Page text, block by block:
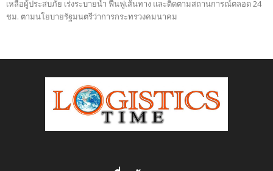
เหลือผู้ประสบภัย เร่งระบายน้ำ ฟื้นฟูเส้นทาง และติดตามสถานการณ์ตลอด 24
ชม. ตามนโยบายรัฐมนตรีว่าการกระทรวงคมนาคม